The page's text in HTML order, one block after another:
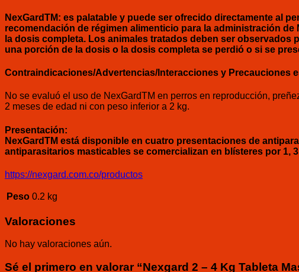
NexGardTM: es palatable y puede ser ofrecido directamente al
recomendación de régimen alimenticio para la administración
la dosis completa. Los animales tratados deben ser
una porción de la dosis o la dosis completa se perdió o si se
Contraindicaciones/Advertencias/Interacciones y Precauciones
No se evaluó el uso de NexGardTM en perros en reproducción,
2 meses de edad ni con peso inferior a 2 kg.
Presentación:
NexGardTM está disponible en cuatro presentaciones de
antiparasitarios masticables se comercializan en blísteres por 1,
https://nexgard.com.co/productos
Peso 0.2 kg
Valoraciones
No hay valoraciones aún.
Sé el primero en valorar “Nexgard 2 – 4 Kg Tableta